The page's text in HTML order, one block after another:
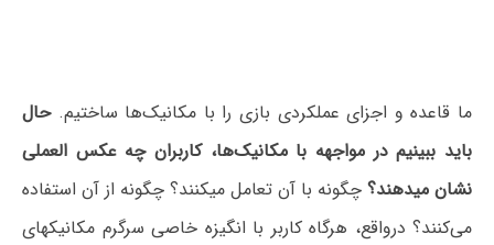
ما قاعده و اجزای عملکردی بازی را با مکانیک‌ها ساختیم.حال
باید ببینیم در مواجهه با مکانیک‌ها، کاربران چه عکس العملی
نشان میدهند؟ چگونه با آن تعامل میکنند؟ چگونه از آن استفاده
می‌کنند؟ درواقع، هرگاه کاربر با انگیزه خاصی سرگرم مکانیکهای